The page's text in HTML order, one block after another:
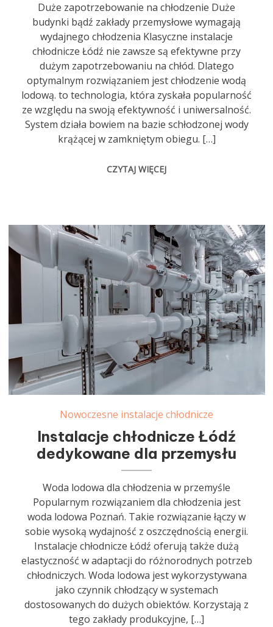
Duże zapotrzebowanie na chłodzenie Duże
budynki bądź zakłady przemysłowe wymagają
wydajnego chłodzenia Klasyczne instalacje
chłodnicze Łódź nie zawsze są efektywne przy
dużym zapotrzebowaniu na chłód. Dlatego
optymalnym rozwiązaniem jest chłodzenie wodą
lodową. to technologia, która zyskała popularność
ze względu na swoją efektywność i uniwersalność.
System działa bowiem na bazie schłodzonej wody
krążącej w zamkniętym obiegu. […]
CZYTAJ WIĘCEJ
Nowoczesne instalacje chłodnicze
Instalacje chłodnicze Łódź
dedykowane dla przemysłu
Woda lodowa dla chłodzenia w przemyśle
Popularnym rozwiązaniem dla chłodzenia jest
woda lodowa Poznań. Takie rozwiązanie łączy w
sobie wysoką wydajność z oszczędnością energii.
Instalacje chłodnicze Łódź oferują także dużą
elastyczność w adaptacji do różnorodnych potrzeb
chłodniczych. Woda lodowa jest wykorzystywana
jako czynnik chłodzący w systemach
dostosowanych do dużych obiektów. Korzystają z
tego zakłady produkcyjne, […]